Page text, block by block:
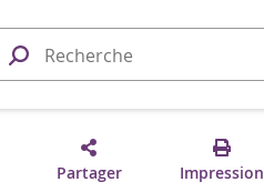
Partager Impression